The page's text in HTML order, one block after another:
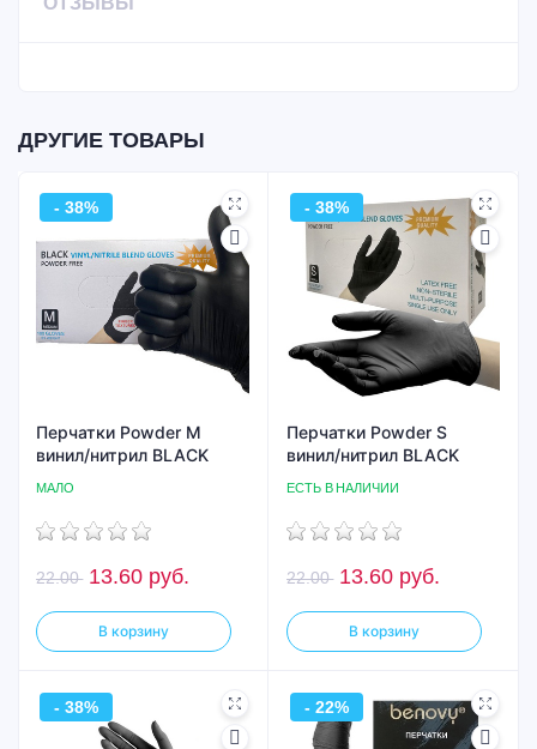
ДРУГИЕ ТОВАРЫ
- 38%
Перчатки Powder M
винил/нитрил BLACK
МАЛО
22.00 13.60 руб.
В корзину
- 38%
Перчатки Powder S
винил/нитрил BLACK
ЕСТЬ В НАЛИЧИИ
22.00 13.60 руб.
В корзину
- 38% - 22%